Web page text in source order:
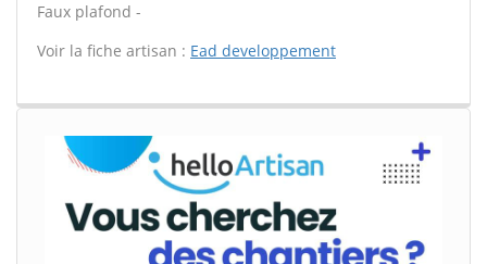
Faux plafond -
Voir la fiche artisan : Ead developpement